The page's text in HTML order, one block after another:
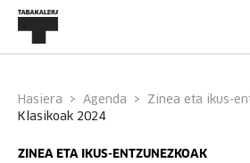
Hasiera Agenda
Zinea eta ikus-
klasikoak 2024
ZINEA ETA IKUS-ENTZUNEZKOAK